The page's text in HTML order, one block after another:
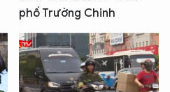
phố Trường Chinh